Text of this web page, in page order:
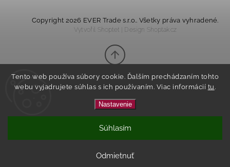
Tento web používa súbory cookie. Ďalším prechádzaním tohto
webu vyjadrujete súhlas s ich používaním. Viac informácií tu.
Nastavenie
Odmietnuť
Súhlasím
Copyright 2026 EVER Trade s.r.o.. Všetky práva vyhradené.
Vytvořil Shoptet | Design Shoptak.cz
Tento eshop vznikol na základe